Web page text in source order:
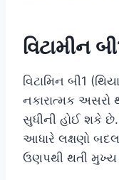
વિટામીન
વિટામિન બી1
નકારાત્મક
સુધીની હોઈ શકે
આધારે લક્ષણો
ઉણપથી થતી